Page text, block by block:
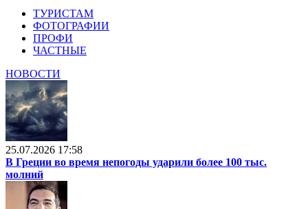
ТУРИСТАМ
ФОТОГРАФИИ
ПРОФИ
ЧАСТНЫЕ
НОВОСТИ
25.07.2026 17:58
В Греции во время непогоды ударили более 100 тыс.
молний